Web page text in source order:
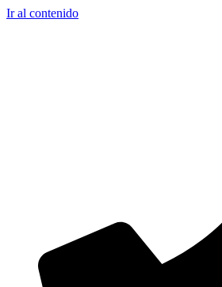
Ir al contenido